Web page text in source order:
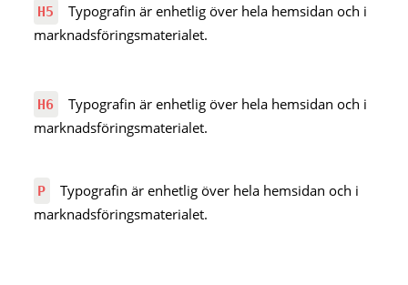
H5
Typografin är enhetlig över hela hemsidan och i
marknadsföringsmaterialet.
H6
Typografin är enhetlig över hela hemsidan och i
marknadsföringsmaterialet.
P
Typografin är enhetlig över hela hemsidan och i
marknadsföringsmaterialet.